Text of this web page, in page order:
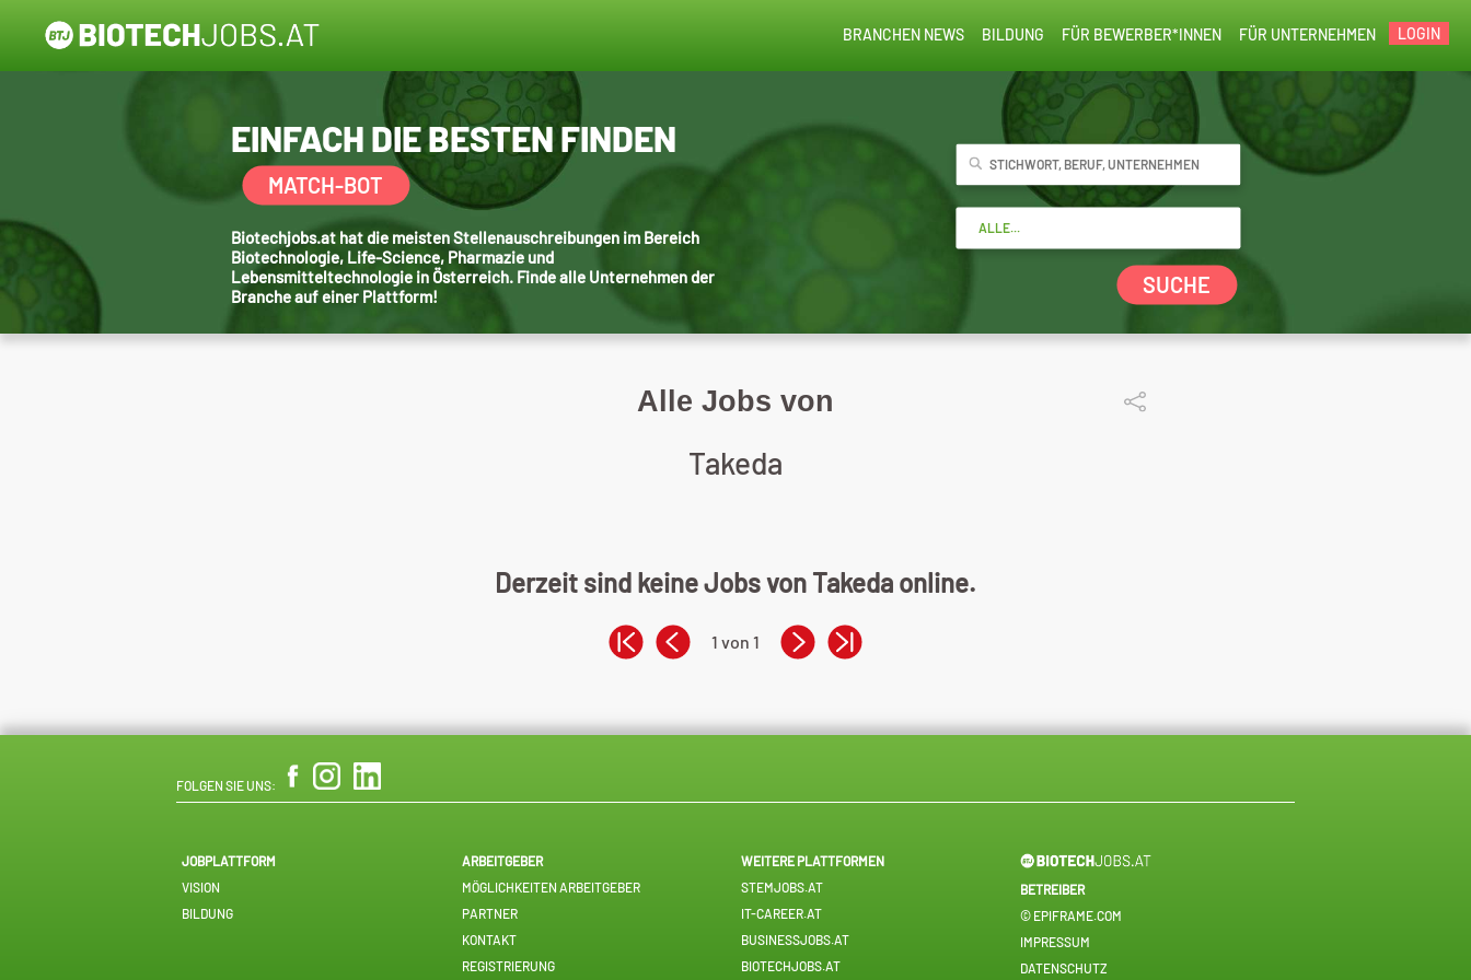
LOGIN
FÜR UNTERNEHMEN
FÜR BEWERBER*INNEN
BILDUNG
BRANCHEN NEWS
EINFACH DIE BESTEN FINDEN
MATCH-BOT
Biotechjobs.at hat die meisten Stellenauschreibungen im Bereich
Biotechnologie, Life-Science, Pharmazie und
Lebensmitteltechnologie in Österreich. Finde alle Unternehmen der
Branche auf einer Plattform!
SUCHE
Alle Jobs von
Takeda
Derzeit sind keine Jobs von Takeda online.
1 von 1
FOLGEN SIE UNS:
JOBPLATTFORM
VISION
BILDUNG
ARBEITGEBER
MÖGLICHKEITEN ARBEITGEBER
PARTNER
KONTAKT
REGISTRIERUNG
WEITERE PLATTFORMEN
STEMJOBS.AT
IT-CAREER.AT
BUSINESSJOBS.AT
BIOTECHJOBS.AT
BETREIBER
© EPIFRAME.COM
IMPRESSUM
DATENSCHUTZ